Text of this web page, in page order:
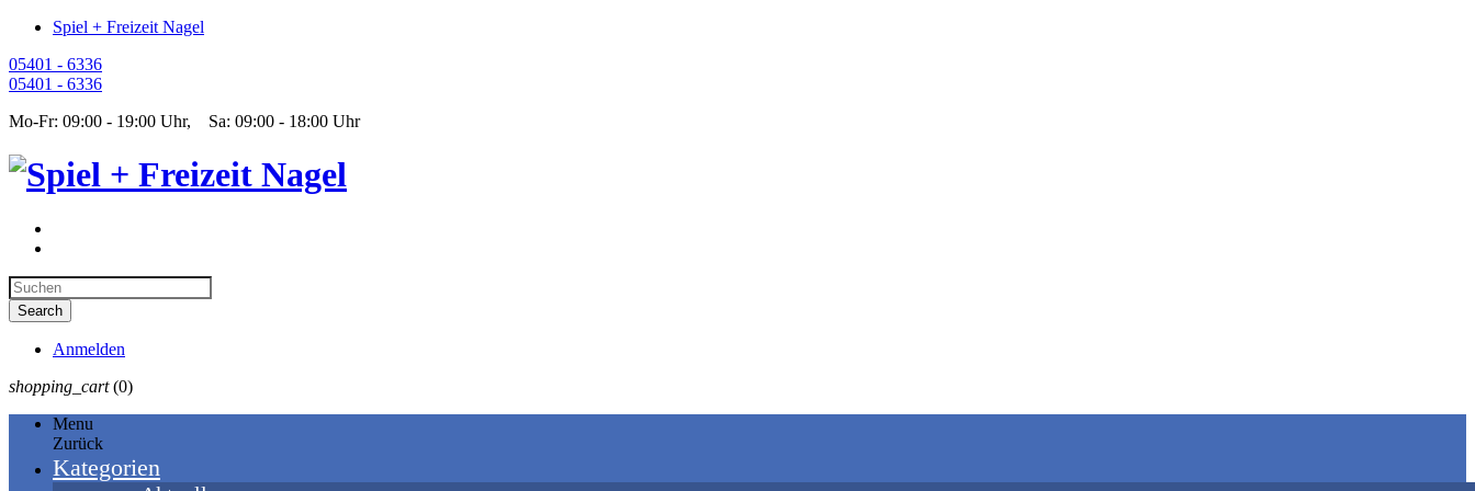
Spiel + Freizeit Nagel
05401 - 6336
05401 - 6336
Mo-Fr: 09:00 - 19:00 Uhr, Sa: 09:00 - 18:00 Uhr
Anmelden
shopping_cart (0)
Menu
Zurück
Kategorien